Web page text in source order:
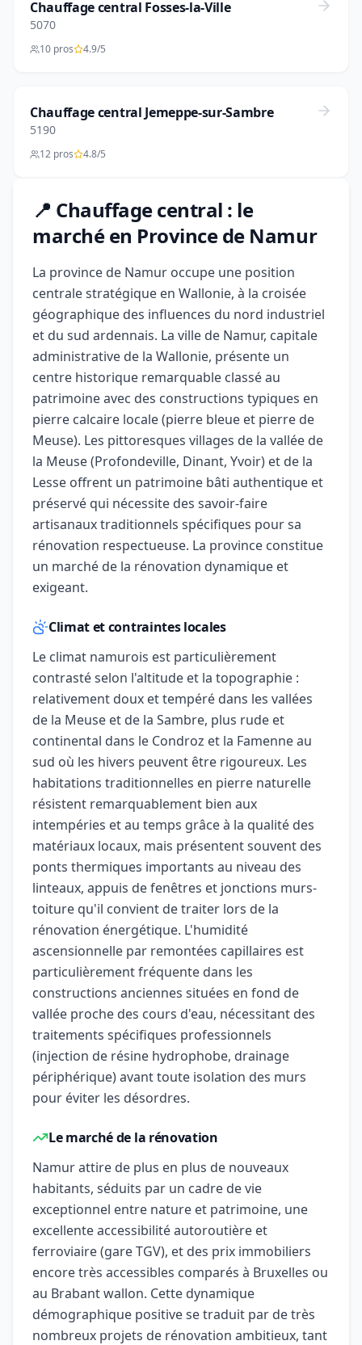
Chauffage central Fosses-la-Ville
5070
10 pros 4.9/5
Chauffage central Jemeppe-sur-Sambre
5190
12 pros 4.8/5
📍 Chauffage central : le
marché en Province de Namur
La province de Namur occupe une position
centrale stratégique en Wallonie, à la croisée
géographique des influences du nord industriel
et du sud ardennais. La ville de Namur, capitale
administrative de la Wallonie, présente un
centre historique remarquable classé au
patrimoine avec des constructions typiques en
pierre calcaire locale (pierre bleue et pierre de
Meuse). Les pittoresques villages de la vallée de
la Meuse (Profondeville, Dinant, Yvoir) et de la
Lesse offrent un patrimoine bâti authentique et
préservé qui nécessite des savoir-faire
artisanaux traditionnels spécifiques pour sa
rénovation respectueuse. La province constitue
un marché de la rénovation dynamique et
exigeant.
Climat et contraintes locales
Le climat namurois est particulièrement
contrasté selon l'altitude et la topographie :
relativement doux et tempéré dans les vallées
de la Meuse et de la Sambre, plus rude et
continental dans le Condroz et la Famenne au
sud où les hivers peuvent être rigoureux. Les
habitations traditionnelles en pierre naturelle
résistent remarquablement bien aux
intempéries et au temps grâce à la qualité des
matériaux locaux, mais présentent souvent des
ponts thermiques importants au niveau des
linteaux, appuis de fenêtres et jonctions murs-
toiture qu'il convient de traiter lors de la
rénovation énergétique. L'humidité
ascensionnelle par remontées capillaires est
particulièrement fréquente dans les
constructions anciennes situées en fond de
vallée proche des cours d'eau, nécessitant des
traitements spécifiques professionnels
(injection de résine hydrophobe, drainage
périphérique) avant toute isolation des murs
pour éviter les désordres.
Le marché de la rénovation
Namur attire de plus en plus de nouveaux
habitants, séduits par un cadre de vie
exceptionnel entre nature et patrimoine, une
excellente accessibilité autoroutière et
ferroviaire (gare TGV), et des prix immobiliers
encore très accessibles comparés à Bruxelles ou
au Brabant wallon. Cette dynamique
démographique positive se traduit par de très
nombreux projets de rénovation ambitieux, tant